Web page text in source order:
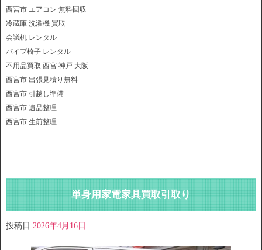
西宮市 エアコン 無料回収
冷蔵庫 洗濯機 買取
会議机 レンタル
パイプ椅子 レンタル
不用品買取 西宮 神戸 大阪
西宮市 出張見積り無料
西宮市 引越し準備
西宮市 遺品整理
西宮市 生前整理
─────────────
単身用家電家具買取引取り
投稿日 2026年4月16日